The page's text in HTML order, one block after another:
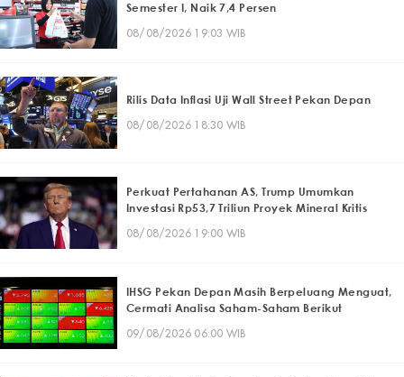
Semester I, Naik 7,4 Persen
08/08/2026 19:03 WIB
Rilis Data Inflasi Uji Wall Street Pekan Depan
08/08/2026 18:30 WIB
Perkuat Pertahanan AS, Trump Umumkan
Investasi Rp53,7 Triliun Proyek Mineral Kritis
08/08/2026 19:00 WIB
IHSG Pekan Depan Masih Berpeluang Menguat,
Cermati Analisa Saham-Saham Berikut
09/08/2026 06:00 WIB